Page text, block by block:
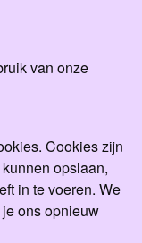
van onze
Cookies zijn
opslaan,
in te voeren. We
ons opnieuw